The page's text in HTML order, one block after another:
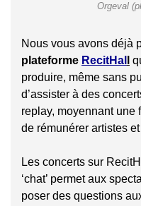
Orgeval
Nous vous avons déjà
plateforme RecitHal
produire, même sans
d’assister à des
replay, moyennant une
de rémunérer artistes
Les concerts sur
‘chat’ permet aux
poser des questions